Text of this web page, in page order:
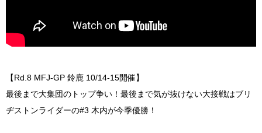
【Rd.8 MFJ-GP 鈴鹿 10/14-15開催】
最後まで大集団のトップ争い！最後まで気が抜けない大接戦はブリ
ヂストンライダーの#3 木内が今季優勝！